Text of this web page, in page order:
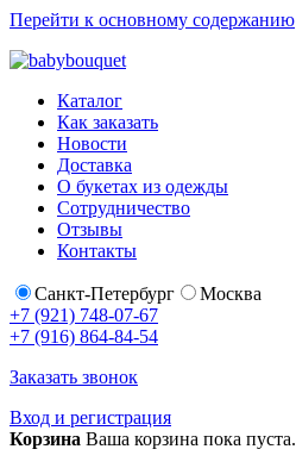
Перейти к основному содержанию
Каталог
Как заказать
Новости
Доставка
О букетах из одежды
Сотрудничество
Отзывы
Контакты
Санкт-Петербург
Москва
+7 (921) 748-07-67
+7 (916) 864-84-54
Заказать звонок
Вход и регистрация
Корзина Ваша корзина пока пуста.